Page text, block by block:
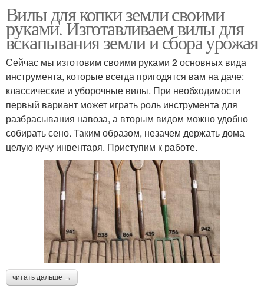
Вилы для копки земли своими
руками. Изготавливаем вилы для
вскапывания земли и сбора урожая
Сейчас мы изготовим своими руками 2 основных вида
инструмента, которые всегда пригодятся вам на даче:
классические и уборочные вилы. При необходимости
первый вариант может играть роль инструмента для
разбрасывания навоза, а вторым видом можно удобно
собирать сено. Таким образом, незачем держать дома
целую кучу инвентаря. Приступим к работе.
читать дальше →